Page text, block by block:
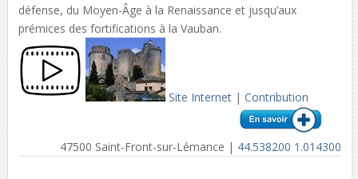
défense, du Moyen-Âge à la Renaissance et jusqu’aux
prémices des fortifications à la Vauban.
Site Internet| Contribution
47500 Saint-Front-sur-Lémance | 44.538200 1.014300